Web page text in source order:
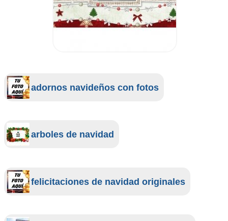
adornos navideños con fotos
arboles de navidad
felicitaciones de navidad originales